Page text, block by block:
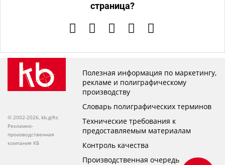
страница?
© 2002-2026, kb.gifts
Рекламно-
производственная
компания КБ
Полезная информация по маркетингу,
рекламе и полиграфическому
производству
Словарь полиграфических терминов
Технические требования к
предоставляемым материалам
Контроль качества
Производственная очередь